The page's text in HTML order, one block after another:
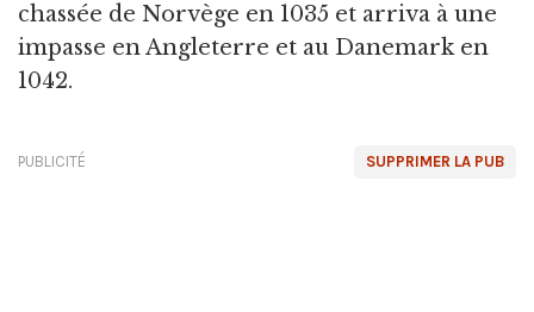
chassée de Norvège en 1035 et arriva à une
impasse en Angleterre et au Danemark en
1042.
SUPPRIMER LA PUB
PUBLICITÉ